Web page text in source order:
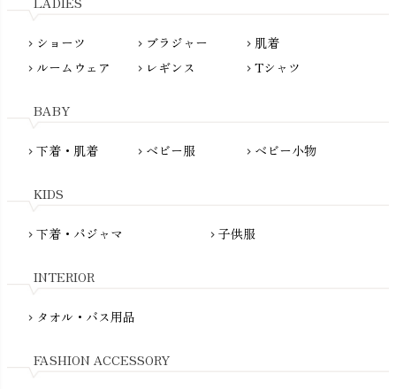
nanadecor（ナナデェコール）
PeopleTree（ピープルツリー）
PRISTINE（プリスティン）
fromF（フロムエフ）
Lovingly Organics（ラビングリー）
Madame MO（マダムモー）
maggies（マギーズ）
MATONA（マトナ）
mini rodini（ミニロディーニ）
My Little Cozmo（マイリトルコズモ）
NATURAPURA（ナチュラプラ）
NewNative（ニューネイティブ）
chevron_right ショーツ chevron_right ブラジャー chevron_right 肌着
chevron_right ルームウェア chevron_right レギンス chevron_rightTシャツ
BABY
chevron_right 下着・肌着 chevron_right ベビー服 chevron_right ベビー小物
KIDS
chevron_right 下着・パジャマ chevron_right 子供服
INTERIOR
chevron_right タオル・バス用品
FASHION ACCESSORY